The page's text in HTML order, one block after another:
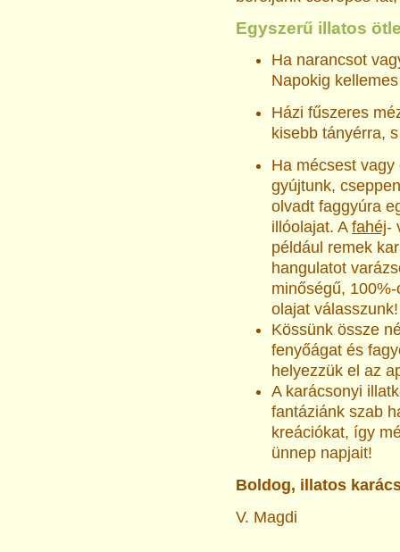
Egyszerű illatos
Ha narancsot
Napokig
Házi fűszeres
kisebb tányérra,
Ha mécsest vagy
gyújtunk,
olvadt faggyúra
illóolajat. A fahéj-
például remek
hangulatot
minőségű,
olajat válasszunk!
Kössünk össze
fenyőágat és
helyezzük el az
A karácsonyi
fantáziánk szab
kreációkat, így
ünnep napjait!
Boldog, illatos
V. Magdi